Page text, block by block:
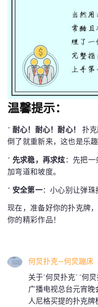
温馨提示：
* 耐心！耐心！耐心！
扑
倒了就重新来，这也是乐趣
* 先求稳，再求炫：先把
加弯道和坡度。
* 安全第一：小心别让弹珠
现在，准备好你的扑克牌
你的精彩作品！
何炅扑克—何炅蹦床
关于“何炅扑克” “何
广播电视总台元宵
人尼格买提的扑克